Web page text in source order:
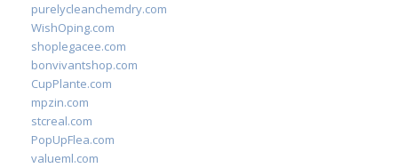
purelycleanchemdry.com
WishOping.com
shoplegacee.com
bonvivantshop.com
CupPlante.com
mpzin.com
stcreal.com
PopUpFlea.com
valueml.com